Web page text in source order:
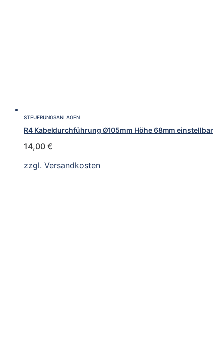
STEUERUNGSANLAGEN
R4 Kabeldurchführung Ø105mm Höhe 68mm einstellbar
14,00 €
zzgl. Versandkosten